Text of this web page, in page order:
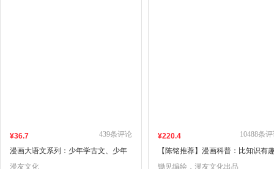
¥36.7
漫画大语文系列：少年学古文、少年
学汉字 有趣更有用（套装共4册）
439条评论
漫友文化
¥220.4
【陈铭推荐】漫画科普：比知识有
的冷知识1-4（套装共4册）
10488条
锄见编绘，漫友文化出品